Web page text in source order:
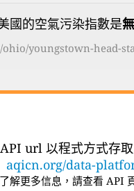
國的空氣污染指數是
youngstown-head-
url 以程式方式存
aqicn.org/data-
解更多信息，請查看 API